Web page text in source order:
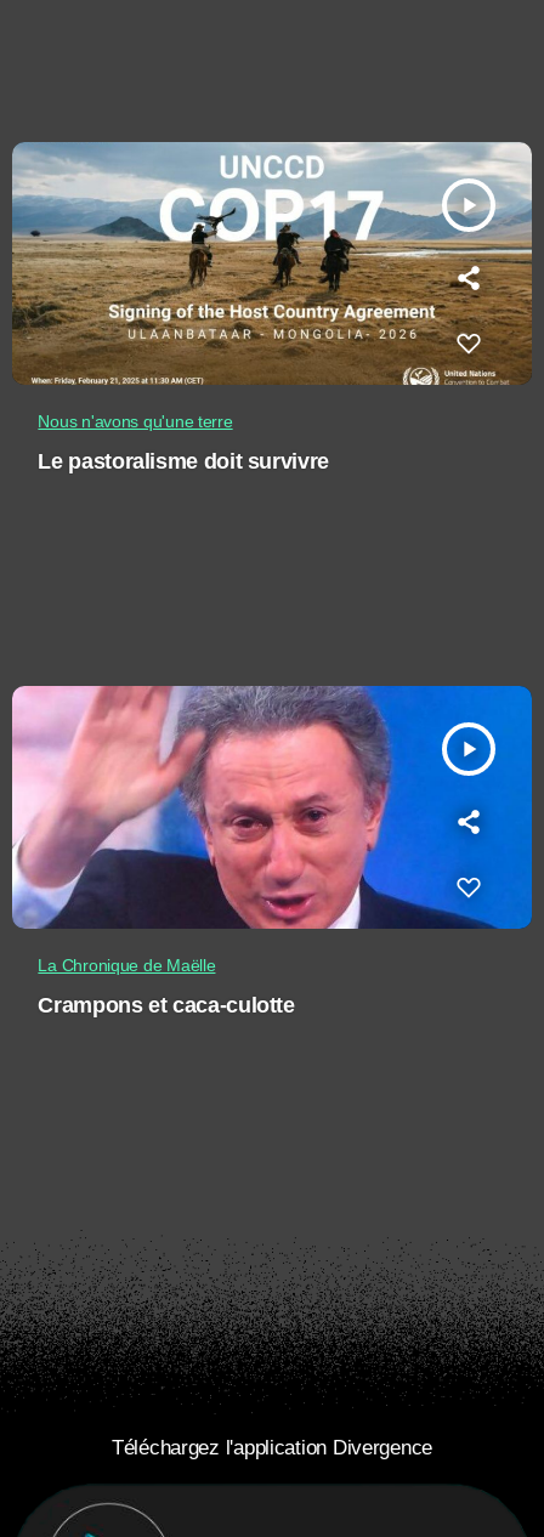
play_arrow
Nous n'avons qu'une terre
Le pastoralisme doit survivre
play_arrow
La Chronique de Maëlle
Crampons et caca-culotte
Téléchargez l'application Divergence